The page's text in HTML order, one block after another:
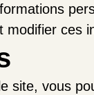
modifier ces
site, vous